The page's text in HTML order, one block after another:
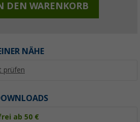
DEN WARENKORB
NÄHE
prüfen
ab 50 €